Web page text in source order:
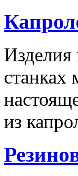
Изделия
станках
из